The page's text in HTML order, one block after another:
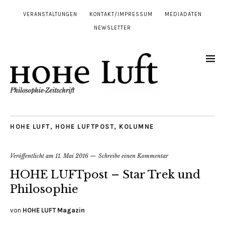
VERANSTALTUNGEN KONTAKT/IMPRESSUM MEDIADATEN
NEWSLETTER
HOHE LUFT, HOHE LUFTPOST, KOLUMNE
Veröffentlicht am 11. Mai 2016 Schreibe einen Kommentar
HOHE LUFTpost – Star Trek und
Philosophie
von HOHE LUFT Magazin